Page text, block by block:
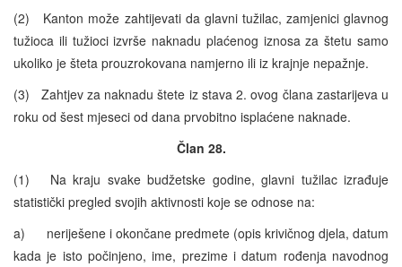
(2) Kanton može zahtijevati da glavni tužilac, zamjenici glavnog
tužioca ili tužioci izvrše naknadu plaćenog iznosa za štetu samo
ukoliko je šteta prouzrokovana namjerno ili iz krajnje nepažnje.
(3) Zahtjev za naknadu štete iz stava 2. ovog člana zastarijeva u
roku od šest mjeseci od dana prvobitno isplaćene naknade.
Član 28.
(1) Na kraju svake budžetske godine, glavni tužilac izrađuje
statistički pregled svojih aktivnosti koje se odnose na:
a) neriješene i okončane predmete (opis krivičnog djela, datum
kada je isto počinjeno, ime, prezime i datum rođenja navodnog